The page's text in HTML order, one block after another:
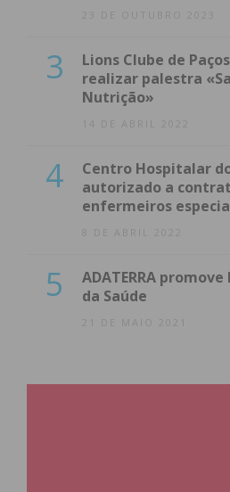
23 DE OUTUBRO 2023
3
Lions Clube de
realizar palestra
Nutrição»
14 DE ABRIL 2022
4
Centro Hospitalar
autorizado a
enfermeiros
8 DE ABRIL 2022
5
ADATERRA
da Saúde
21 DE MAIO 2021